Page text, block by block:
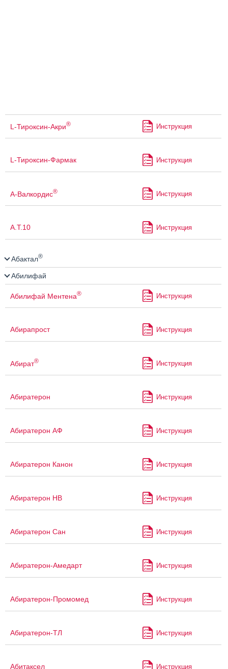
L-Тироксин-Акри® Инструкция
L-Тироксин-Фармак Инструкция
А-Валкордис® Инструкция
А.Т.10 Инструкция
Абактал®
Абилифай
Абилифай Ментена® Инструкция
Абирапрост Инструкция
Абират® Инструкция
Абиратерон Инструкция
Абиратерон АФ Инструкция
Абиратерон Канон Инструкция
Абиратерон НВ Инструкция
Абиратерон Сан Инструкция
Абиратерон-Амедарт Инструкция
Абиратерон-Промомед Инструкция
Абиратерон-ТЛ Инструкция
Абитаксел Инструкция